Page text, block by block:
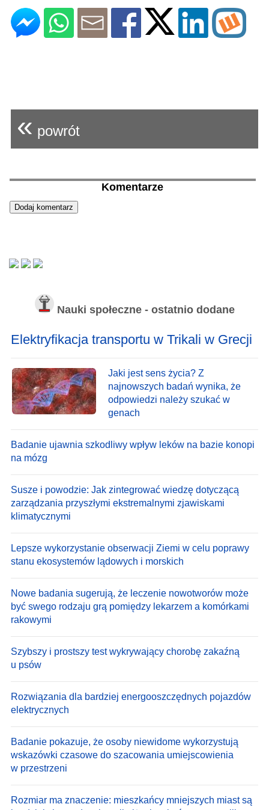
« powrót
Komentarze
Nauki społeczne - ostatnio dodane
Elektryfikacja transportu w Trikali w Grecji
Jaki jest sens życia? Z
najnowszych badań wynika, że
odpowiedzi należy szukać w
genach
Badanie ujawnia szkodliwy wpływ leków na bazie konopi
na mózg
Susze i powodzie: Jak zintegrować wiedzę dotyczącą
zarządzania przyszłymi ekstremalnymi zjawiskami
klimatycznymi
Lepsze wykorzystanie obserwacji Ziemi w celu poprawy
stanu ekosystemów lądowych i morskich
Nowe badania sugerują, że leczenie nowotworów może
być swego rodzaju grą pomiędzy lekarzem a komórkami
rakowymi
Szybszy i prostszy test wykrywający chorobę zakaźną
u psów
Rozwiązania dla bardziej energooszczędnych pojazdów
elektrycznych
Badanie pokazuje, że osoby niewidome wykorzystują
wskazówki czasowe do szacowania umiejscowienia
w przestrzeni
Rozmiar ma znaczenie: mieszkańcy mniejszych miast są